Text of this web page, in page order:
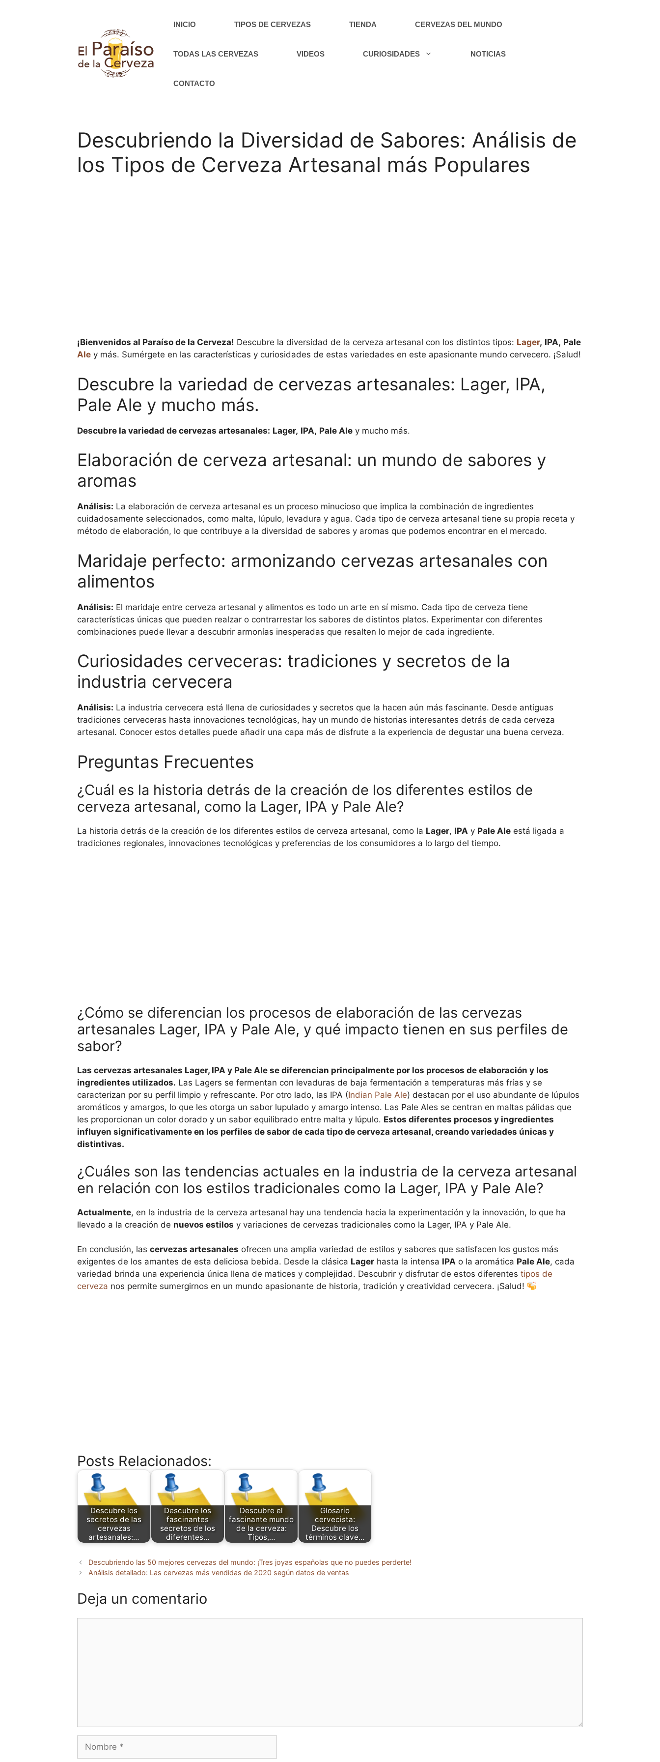
INICIO TIPOS DE CERVEZAS TIENDA CERVEZAS DEL MUNDO
TODAS LAS CERVEZAS VIDEOS CURIOSIDADES NOTICIAS
CONTACTO
Descubriendo la Diversidad de Sabores: Análisis de
los Tipos de Cerveza Artesanal más Populares
¡Bienvenidos al Paraíso de la Cerveza! Descubre la diversidad de la cerveza artesanal con los distintos tipos: Lager, IPA, Pale
Ale y más. Sumérgete en las características y curiosidades de estas variedades en este apasionante mundo cervecero. ¡Salud!
Descubre la variedad de cervezas artesanales: Lager, IPA,
Pale Ale y mucho más.
Descubre la variedad de cervezas artesanales: Lager, IPA, Pale Ale y mucho más.
Elaboración de cerveza artesanal: un mundo de sabores y
aromas
Análisis: La elaboración de cerveza artesanal es un proceso minucioso que implica la combinación de ingredientes
cuidadosamente seleccionados, como malta, lúpulo, levadura y agua. Cada tipo de cerveza artesanal tiene su propia receta y
método de elaboración, lo que contribuye a la diversidad de sabores y aromas que podemos encontrar en el mercado.
Maridaje perfecto: armonizando cervezas artesanales con
alimentos
Análisis: El maridaje entre cerveza artesanal y alimentos es todo un arte en sí mismo. Cada tipo de cerveza tiene
características únicas que pueden realzar o contrarrestar los sabores de distintos platos. Experimentar con diferentes
combinaciones puede llevar a descubrir armonías inesperadas que resalten lo mejor de cada ingrediente.
Curiosidades cerveceras: tradiciones y secretos de la
industria cervecera
Análisis: La industria cervecera está llena de curiosidades y secretos que la hacen aún más fascinante. Desde antiguas
tradiciones cerveceras hasta innovaciones tecnológicas, hay un mundo de historias interesantes detrás de cada cerveza
artesanal. Conocer estos detalles puede añadir una capa más de disfrute a la experiencia de degustar una buena cerveza.
Preguntas Frecuentes
¿Cuál es la historia detrás de la creación de los diferentes estilos de
cerveza artesanal, como la Lager, IPA y Pale Ale?
La historia detrás de la creación de los diferentes estilos de cerveza artesanal, como la Lager, IPA y Pale Ale está ligada a
tradiciones regionales, innovaciones tecnológicas y preferencias de los consumidores a lo largo del tiempo.
¿Cómo se diferencian los procesos de elaboración de las cervezas
artesanales Lager, IPA y Pale Ale, y qué impacto tienen en sus perfiles de
sabor?
Las cervezas artesanales Lager, IPA y Pale Ale se diferencian principalmente por los procesos de elaboración y los
ingredientes utilizados. Las Lagers se fermentan con levaduras de baja fermentación a temperaturas más frías y se
caracterizan por su perfil limpio y refrescante. Por otro lado, las IPA (Indian Pale Ale) destacan por el uso abundante de lúpulos
aromáticos y amargos, lo que les otorga un sabor lupulado y amargo intenso. Las Pale Ales se centran en maltas pálidas que
les proporcionan un color dorado y un sabor equilibrado entre malta y lúpulo. Estos diferentes procesos y ingredientes
influyen significativamente en los perfiles de sabor de cada tipo de cerveza artesanal, creando variedades únicas y
distintivas.
¿Cuáles son las tendencias actuales en la industria de la cerveza artesanal
en relación con los estilos tradicionales como la Lager, IPA y Pale Ale?
Actualmente, en la industria de la cerveza artesanal hay una tendencia hacia la experimentación y la innovación, lo que ha
llevado a la creación de nuevos estilos y variaciones de cervezas tradicionales como la Lager, IPA y Pale Ale.
En conclusión, las cervezas artesanales ofrecen una amplia variedad de estilos y sabores que satisfacen los gustos más
exigentes de los amantes de esta deliciosa bebida. Desde la clásica Lager hasta la intensa IPA o la aromática Pale Ale, cada
variedad brinda una experiencia única llena de matices y complejidad. Descubrir y disfrutar de estos diferentes tipos de
cerveza nos permite sumergirnos en un mundo apasionante de historia, tradición y creatividad cervecera. ¡Salud!
Posts Relacionados:
Descubre los
secretos de las
cervezas
artesanales:…
Descubre los
fascinantes
secretos de los
diferentes…
Descubre el
fascinante mundo
de la cerveza:
Tipos,…
Glosario
cervecista:
Descubre los
términos clave…
Descubriendo las 50 mejores cervezas del mundo: ¡Tres joyas españolas que no puedes perderte!
Análisis detallado: Las cervezas más vendidas de 2020 según datos de ventas
Deja un comentario